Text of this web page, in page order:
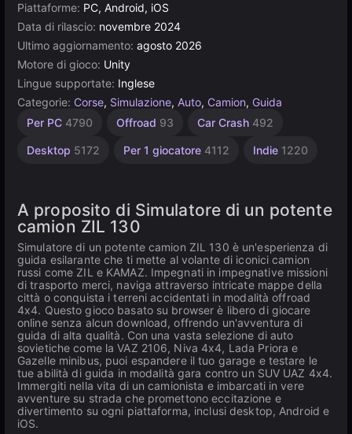
Piattaforme: PC, Android, iOS
Data di rilascio: novembre 2024
Ultimo aggiornamento: agosto 2026
Motore di gioco: Unity
Lingue supportate: Inglese
Categorie: Corse, Simulazione, Auto, Camion, Guida
Per PC 4790 Offroad 93 Car Crash 492
Desktop 5172 Per 1 giocatore 4112 Indie 1220
Demolizione
Alta
3574
Open
381
Pixel
436
Browser
Unity
3177
Fuoristrada
Auto
8
A proposito di Simulatore di un potente
camion ZIL 130
Simulatore di un potente camion ZIL 130 è un'esperienza di
guida esilarante che ti mette al volante di iconici camion
russi come ZIL e KAMAZ. Impegnati in impegnative missioni
di trasporto merci, naviga attraverso intricate mappe della
città o conquista i terreni accidentati in modalità offroad
4x4. Questo gioco basato su browser è libero di giocare
online senza alcun download, offrendo un'avventura di
guida di alta qualità. Con una vasta selezione di auto
sovietiche come la VAZ 2106, Niva 4x4, Lada Priora e
Gazelle minibus, puoi espandere il tuo garage e testare le
tue abilità di guida in modalità gara contro un SUV UAZ 4x4.
Immergiti nella vita di un camionista e imbarcati in vere
avventure su strada che promettono eccitazione e
divertimento su ogni piattaforma, inclusi desktop, Android e
iOS.